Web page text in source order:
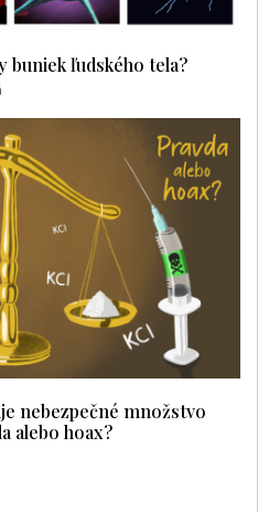
buniek ľudského tela?
nebezpečné množstvo
alebo hoax?